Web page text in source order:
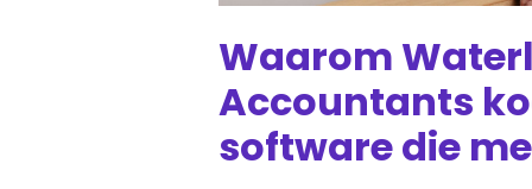
Waarom
Accountants
software die